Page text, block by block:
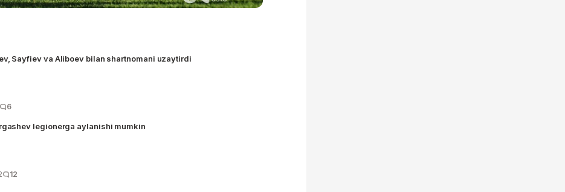
Sayfiev va Aliboev bilan shartnomani uzaytirdi
6
legionerga aylanishi mumkin
12